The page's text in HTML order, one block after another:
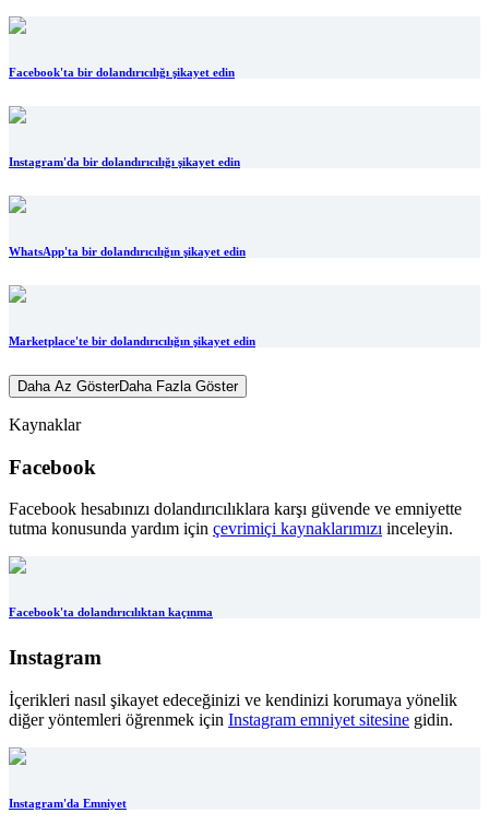
Facebook'ta bir dolandırıcılığı şikayet edin
Instagram'da bir dolandırıcılığı şikayet edin
WhatsApp'ta bir dolandırıcılığın şikayet edin
Marketplace'te bir dolandırıcılığın şikayet edin
Daha Az GösterDaha Fazla Göster
Kaynaklar
Facebook
Facebook hesabınızı dolandırıcılıklara karşı güvende ve emniyette
tutma konusunda yardım için çevrimiçi kaynaklarımızı inceleyin.
Facebook'ta dolandırıcılıktan kaçınma
Instagram
İçerikleri nasıl şikayet edeceğinizi ve kendinizi korumaya yönelik
diğer yöntemleri öğrenmek için Instagram emniyet sitesine gidin.
Instagram'da Emniyet